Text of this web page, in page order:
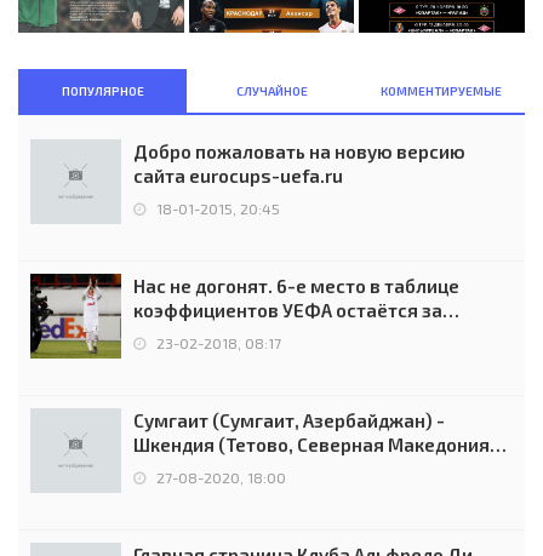
ПОПУЛЯРНОЕ СЛУЧАЙНОЕ КОММЕНТИРУЕМЫЕ
Добро пожаловать на новую версию
сайта eurocups-uefa.ru
18-01-2015, 20:45
Нас не догонят. 6-е место в таблице
коэффициентов УЕФА остаётся за
Россией
23-02-2018, 08:17
Сумгаит (Сумгаит, Азербайджан) -
Шкендия (Тетово, Северная Македония) -
0:2 (0:0)
27-08-2020, 18:00